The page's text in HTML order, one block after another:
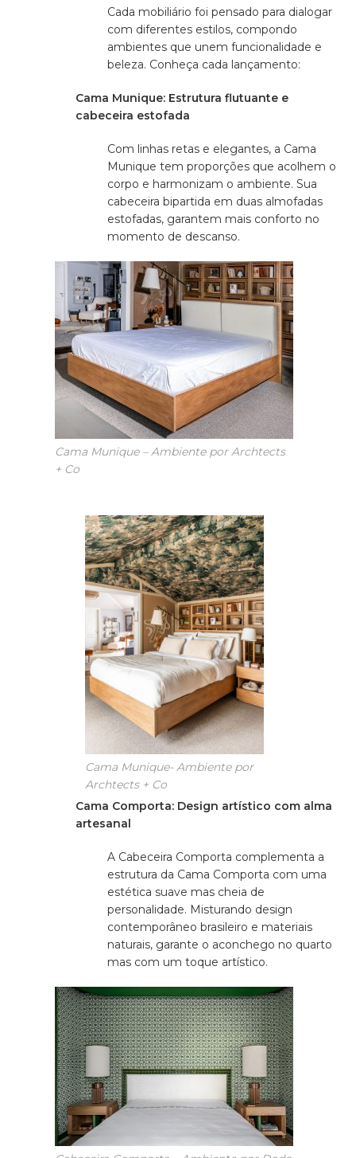
Cada mobiliário foi pensado para dialogar
com diferentes estilos, compondo
ambientes que unem funcionalidade e
beleza. Conheça cada lançamento:
Cama Munique: Estrutura flutuante e
cabeceira estofada
Com linhas retas e elegantes, a Cama
Munique tem proporções que acolhem o
corpo e harmonizam o ambiente. Sua
cabeceira bipartida em duas almofadas
estofadas, garantem mais conforto no
momento de descanso.
Cama Munique – Ambiente por Archtects
+ Co
Cama Munique- Ambiente por
Archtects + Co
Cama Comporta: Design artístico com alma
artesanal
A Cabeceira Comporta complementa a
estrutura da Cama Comporta com uma
estética suave mas cheia de
personalidade. Misturando design
contemporâneo brasileiro e materiais
naturais, garante o aconchego no quarto
mas com um toque artístico.